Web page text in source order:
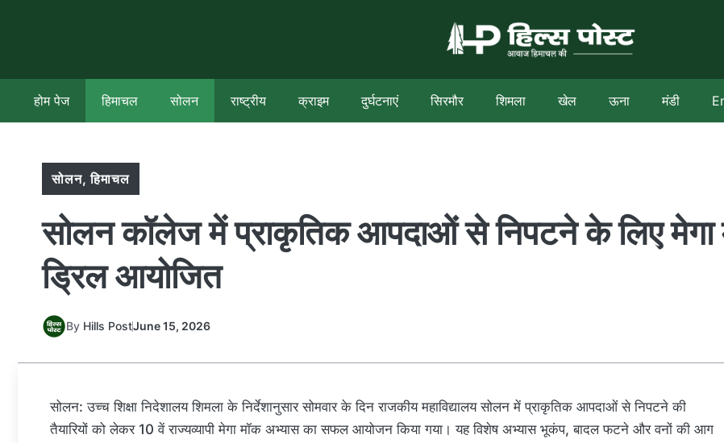
होम पेज हिमाचल सोलन राष्ट्रीय क्राइम दुर्घटनाएं सिरमौर शिमला खेल ऊना मंडी
सोलन,हिमाचल
सोलन कॉलेज में प्राकृतिक आपदाओं से निपटने के लिए मेगा
ड्रिल आयोजित
By Hills PostJune 15, 2026
सोलन: उच्च शिक्षा निदेशालय शिमला के निर्देशानुसार सोमवार के दिन राजकीय महाविद्यालय सोलन में प्राकृतिक आपदाओं से निपटने की
तैयारियों को लेकर 10 वें राज्यव्यापी मेगा मॉक अभ्यास का सफल आयोजन किया गया। यह विशेष अभ्यास भूकंप, बादल फटने और वनों की आग